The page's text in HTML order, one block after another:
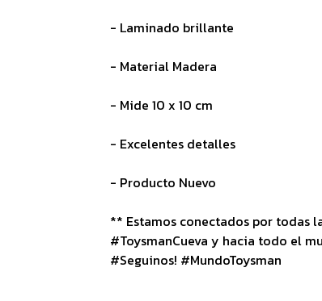
- Laminado brillante
- Material Madera
- Mide 10 x 10 cm
- Excelentes detalles
- Producto Nuevo
** Estamos conectados por todas
#ToysmanCueva y hacia todo el
#Seguinos! #MundoToysman